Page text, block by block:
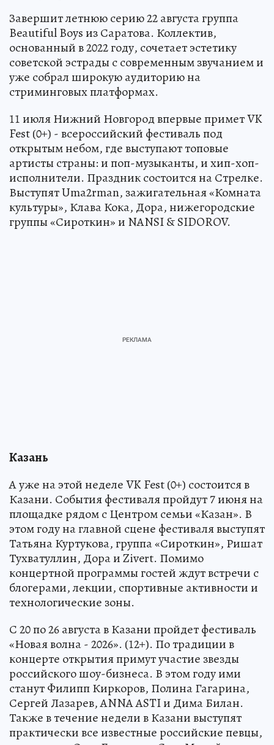
Завершит летнюю серию 22 августа группа
Beautiful Boys из Саратова. Коллектив,
основанный в 2022 году, сочетает эстетику
советской эстрады с современным звучанием и
уже собрал широкую аудиторию на
стриминговых платформах.
11 июля Нижний Новгород впервые примет VK
Fest (0+) - всероссийский фестиваль под
открытым небом, где выступают топовые
артисты страны: и поп-музыканты, и хип-хоп-
исполнители. Праздник состоится на Стрелке.
Выступят Uma2rman, зажигательная «Комната
культуры», Клава Кока, Дора, нижегородские
группы «Сироткин» и NANSI & SIDOROV.
Казань
А уже на этой неделе VK Fest (0+) состоится в
Казани. События фестиваля пройдут 7 июня на
площадке рядом с Центром семьи «Казан». В
этом году на главной сцене фестиваля выступят
Татьяна Куртукова, группа «Сироткин», Ришат
Тухватуллин, Дора и Zivert. Помимо
концертной программы гостей ждут встречи с
блогерами, лекции, спортивные активности и
технологические зоны.
С 20 по 26 августа в Казани пройдет фестиваль
«Новая волна - 2026». (12+). По традиции в
концерте открытия примут участие звезды
российского шоу-бизнеса. В этом году ими
станут Филипп Киркоров, Полина Гагарина,
Сергей Лазарев, ANNA ASTI и Дима Билан.
Также в течение недели в Казани выступят
практически все известные российские певцы,